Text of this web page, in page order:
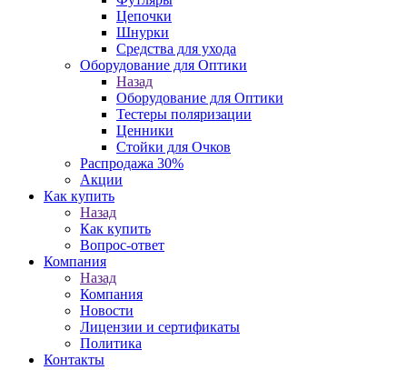
Цепочки
Шнурки
Средства для ухода
Оборудование для Оптики
Назад
Оборудование для Оптики
Тестеры поляризации
Ценники
Стойки для Очков
Распродажа 30%
Акции
Как купить
Назад
Как купить
Вопрос-ответ
Компания
Назад
Компания
Новости
Лицензии и сертификаты
Политика
Контакты